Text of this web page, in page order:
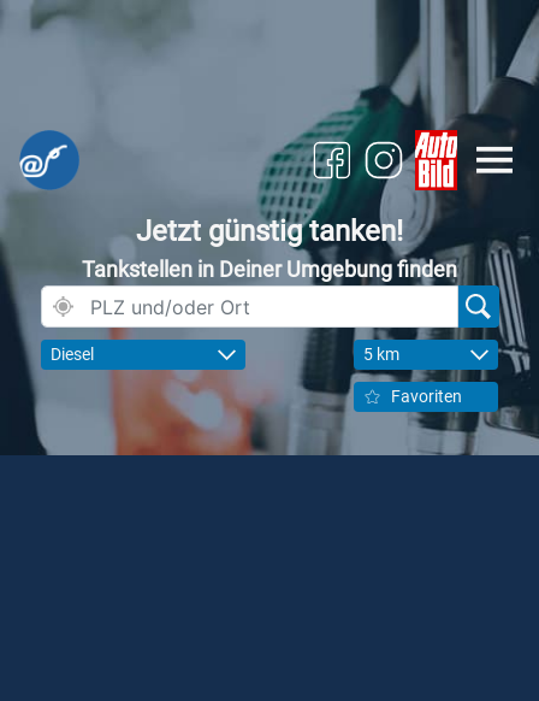
Jetzt günstig tanken!
Tankstellen in Deiner Umgebung finden
Diesel 5 km
Favoriten